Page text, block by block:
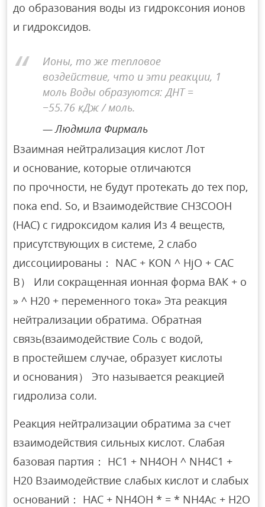
до образования воды из гидроксония ионов
и гидроксидов.
Ионы, то же тепловое
воздействие, что и эти реакции, 1
моль Воды образуются: ДНТ =
−55.76 кДж / моль.
Людмила Фирмаль
Взаимная нейтрализация кислот Лот
и основание, которые отличаются
по прочности, не будут протекать до тех пор,
пока end. So, и Взаимодействие CH3COOH
(HAC) с гидроксидом калия Из 4 веществ,
присутствующих в системе, 2 слабо
диссоциированы： NAC + KON ^ HjO + CAC
B） Или сокращенная ионная форма ВАК + о
» ^ Н20 + переменного тока» Эта реакция
нейтрализации обратима. Обратная
связь(взаимодействие Соль с водой,
в простейшем случае, образует кислоты
и основания） Это называется реакцией
гидролиза соли.
Реакция нейтрализации обратима за счет
взаимодействия сильных кислот. Слабая
базовая партия： HC1 + NH4OH ^ NH4C1 +
H20 Взаимодействие слабых кислот и слабых
оснований： HAC + NH4OH * = * NH4Ac + H2O